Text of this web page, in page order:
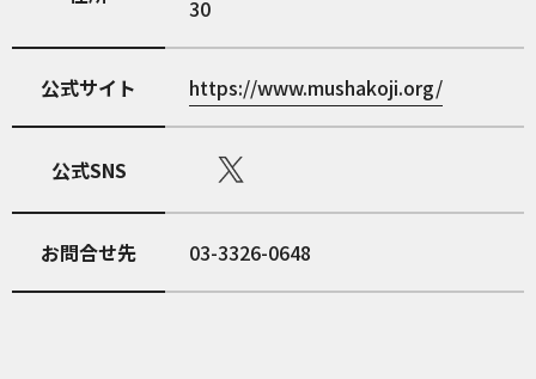
30
公式サイト https://www.mushakoji.org/
公式SNS
お問合せ先 03-3326-0648